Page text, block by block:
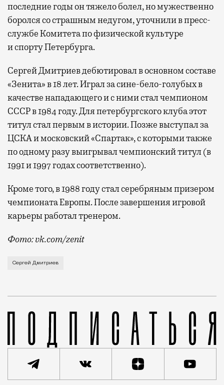
последние годы он тяжело болел, но мужественно
боролся со страшным недугом, уточнили в пресс-
службе Комитета по физической культуре
и спорту Петербурга.
Сергей Дмитриев дебютировал в основном составе
«Зенита» в 18 лет. Играл за сине-бело-голубых в
качестве нападающего и с ними стал чемпионом
СССР в 1984 году. Для петербургского клуба этот
титул стал первым в истории. Позже выступал за
ЦСКА и московский «Спартак», с которыми также
по одному разу выигрывал чемпионский титул (в
1991 и 1997 годах соответственно).
Кроме того, в 1988 году стал серебряным призером
чемпионата Европы. После завершения игровой
карьеры работал тренером.
Фото: vk.com/zenit
Ему было 58 лет. Легендарный футболист
Сергей Дмитриев